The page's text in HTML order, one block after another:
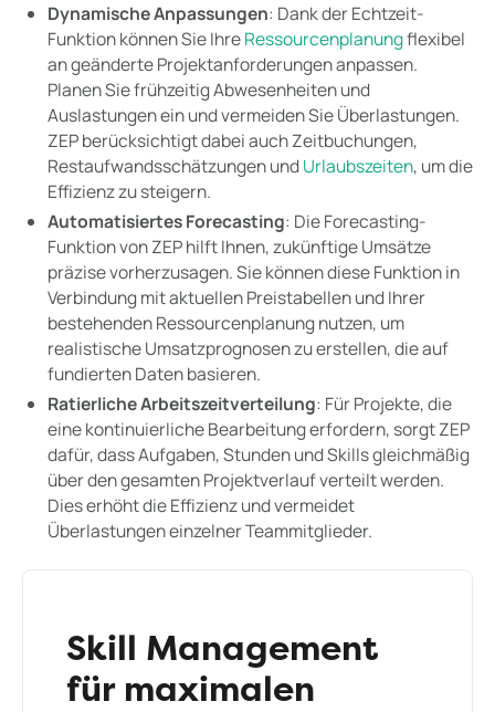
Dynamische Anpassungen: Dank der Echtzeit-
Funktion können Sie IhreRessourcenplanungflexibel
an geänderte Projektanforderungen anpassen.
Planen Sie frühzeitig Abwesenheiten und
Auslastungen ein und vermeiden Sie Überlastungen.
ZEP berücksichtigt dabei auch Zeitbuchungen,
Restaufwandsschätzungen undUrlaubszeiten, um die
Effizienz zu steigern.
Automatisiertes Forecasting: Die Forecasting-
Funktion von ZEP hilft Ihnen, zukünftige Umsätze
präzise vorherzusagen. Sie können diese Funktion in
Verbindung mit aktuellen Preistabellen und Ihrer
bestehenden Ressourcenplanung nutzen, um
realistische Umsatzprognosen zu erstellen, die auf
fundierten Daten basieren.
Ratierliche Arbeitszeitverteilung: Für Projekte, die
eine kontinuierliche Bearbeitung erfordern, sorgt ZEP
dafür, dass Aufgaben, Stunden und Skills gleichmäßig
über den gesamten Projektverlauf verteilt werden.
Dies erhöht die Effizienz und vermeidet
Überlastungen einzelner Teammitglieder.
Skill Management
für maximalen